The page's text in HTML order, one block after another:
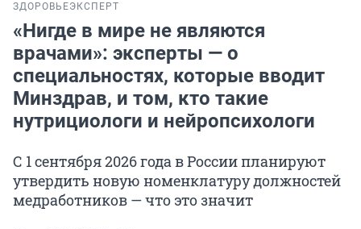
ЗДОРОВЬЕЭКСПЕРТ
«Нигде в мире не являются
врачами»: эксперты — о
специальностях, которые вводит
Минздрав, и том, кто такие
нутрициологи и нейропсихологи
С 1 сентября 2026 года в России планируют
утвердить новую номенклатуру должностей
медработников — что это значит